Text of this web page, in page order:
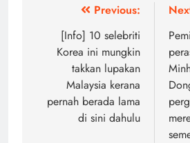
navigation
Previous:
[Info] 10 selebriti
Korea ini mungkin
takkan lupakan
Malaysia kerana
pernah berada lama
di sini dahulu